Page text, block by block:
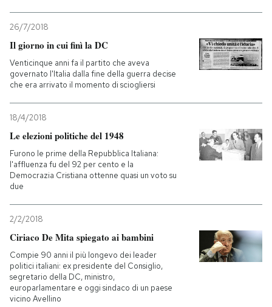
NEWSLETTER
I MIEI PREFERITI
SHOP
26/7/2018
Il giorno in cui finì la DC
Venticinque anni fa il partito che aveva
governato l'Italia dalla fine della guerra decise
che era arrivato il momento di sciogliersi
18/4/2018
Le elezioni politiche del 1948
Furono le prime della Repubblica Italiana:
l'affluenza fu del 92 per cento e la
Democrazia Cristiana ottenne quasi un voto su
due
2/2/2018
Ciriaco De Mita spiegato ai bambini
Compie 90 anni il più longevo dei leader
politici italiani: ex presidente del Consiglio,
segretario della DC, ministro,
europarlamentare e oggi sindaco di un paese
vicino Avellino